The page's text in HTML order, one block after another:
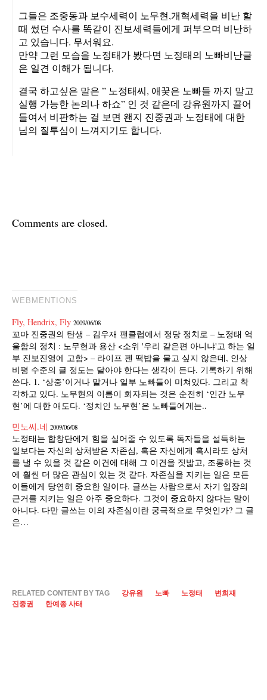
그들은 조중동과 보수세력이 노무현,개혁세력을 비난 할
때 썼던 수사를 똑같이 진보세력들에게 퍼부으며 비난하
고 있습니다. 무서워요.
만약 그런 모습을 노정태가 봤다면 노정태의 노빠비난글
은 일견 이해가 됩니다.
결국 하고싶은 말은 ” 노정태씨, 애꿎은 노빠들 까지 말고
실행 가능한 논의나 하쇼” 인 것 같은데 강유원까지 끌어
들여서 비판하는 걸 보면 왠지 진중권과 노정태에 대한
님의 질투심이 느껴지기도 합니다.
Comments are closed.
WEBMENTIONS
Fly, Hendrix, Fly 2009/06/08
꼬마 진중권의 탄생 – 김우재 팬클럽에서 정당 정치로 – 노정태 억
울함의 정치 : 노무현과 용산 <소위 '우리 같은편 아니냐'고 하는 일
부 진보진영에 고함> – 라이프 펜 떡밥을 물고 싶지 않은데, 인상
비평 수준의 글 정도는 달아야 한다는 생각이 든다. 기록하기 위해
쓴다. 1. ‘상중’이거나 말거나 일부 노빠들이 미쳐있다. 그리고 착
각하고 있다. 노무현의 이름이 회자되는 것은 순전히 ‘인간 노무
현’에 대한 애도다. ‘정치인 노무현’은 노빠들에게는..
민노씨.네 2009/06/08
노정태는 합창단에게 힘을 실어줄 수 있도록 독자들을 설득하는
일보다는 자신의 상처받은 자존심, 혹은 자신에게 혹시라도 상처
를 낼 수 있을 것 같은 이견에 대해 그 이견을 짓밟고, 조롱하는 것
에 훨씬 더 많은 관심이 있는 것 같다. 자존심을 지키는 일은 모든
이들에게 당연히 중요한 일이다. 글쓰는 사람으로서 자기 입장의
근거를 지키는 일은 아주 중요하다. 그것이 중요하지 않다는 말이
아니다. 다만 글쓰는 이의 자존심이란 궁극적으로 무엇인가? 그 글
은…
RELATED CONTENT BY TAG 강유원 노빠 노정태
변희재
진중권
한예종 사태